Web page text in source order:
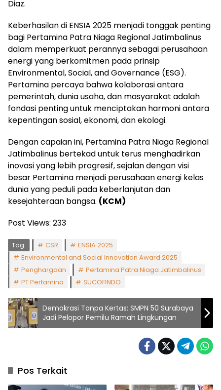
Diaz.
Keberhasilan di ENSIA 2025 menjadi tonggak penting
bagi Pertamina Patra Niaga Regional Jatimbalinus
dalam memperkuat perannya sebagai perusahaan
energi yang berkomitmen pada prinsip
Environmental, Social, and Governance (ESG).
Pertamina percaya bahwa kolaborasi antara
pemerintah, dunia usaha, dan masyarakat adalah
fondasi penting untuk menciptakan harmoni antara
kepentingan sosial, ekonomi, dan ekologi.
Dengan capaian ini, Pertamina Patra Niaga Regional
Jatimbalinus bertekad untuk terus menghadirkan
inovasi yang lebih progresif, sejalan dengan visi
besar Pertamina menjadi perusahaan energi kelas
dunia yang peduli pada keberlanjutan dan
kesejahteraan bangsa. (KCM)
Post Views: 233
Tag: CSR
ENSIA 2025
Environmental and Social Innovation Award 2025
Penghargaan
Pertamina Patra Niaga Jatimbalinus
PT Pertamina
SUCOFINDO
Demokrasi Tanpa Kertas: SMPN 50 Surabaya
Jadi Pelopor Pemilu Ramah Lingkungan
Pos Terkait